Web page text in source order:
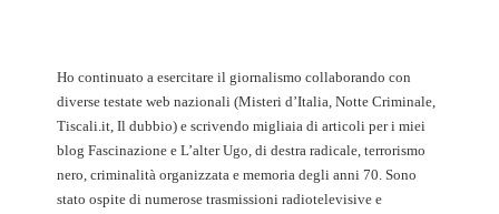
Ho continuato a esercitare il giornalismo collaborando con
diverse testate web nazionali (Misteri d’Italia, Notte Criminale,
Tiscali.it, Il dubbio) e scrivendo migliaia di articoli per i miei
blog Fascinazione e L’alter Ugo, di destra radicale, terrorismo
nero, criminalità organizzata e memoria degli anni 70. Sono
stato ospite di numerose trasmissioni radiotelevisive e